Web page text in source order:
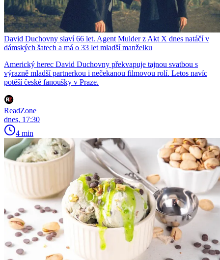
David Duchovny slaví 66 let. Agent Mulder z Akt X dnes natáčí v
dámských šatech a má o 33 let mladší manželku
Americký herec David Duchovny překvapuje tajnou svatbou s
výrazně mladší partnerkou i nečekanou filmovou rolí. Letos navíc
potěší české fanoušky v Praze.
ReadZone
dnes, 17:30
4 min